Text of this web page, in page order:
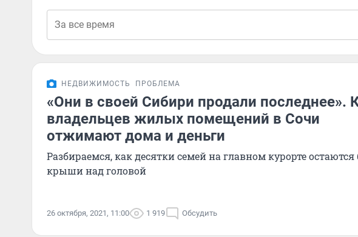
НЕДВИЖИМОСТЬ ПРОБЛЕМА
«Они в своей Сибири продали последнее».
владельцев жилых помещений в Сочи
отжимают дома и деньги
Разбираемся, как десятки семей на главном курорте остаются
крыши над головой
26 октября, 2021, 11:00 1 919 Обсудить